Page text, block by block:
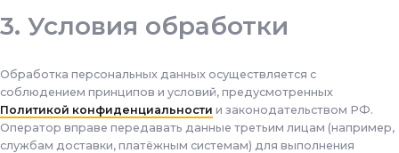
Условия обработки
Обработка персональных данных осуществляется с
соблюдением принципов и условий, предусмотренных
Политикой конфиденциальности и законодательством РФ.
Оператор вправе передавать данные третьим лицам (например,
службам доставки, платёжным системам) для выполнения